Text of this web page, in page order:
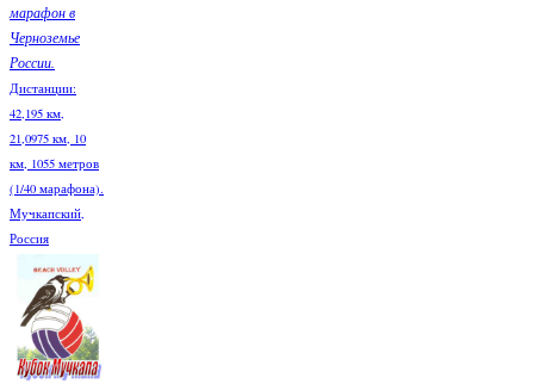
марафон в
Черноземье
России.
Дистанции:
42,195 км,
21,0975 км, 10
км, 1055 метров
(1/40 марафона).
Мучкапский,
Россия